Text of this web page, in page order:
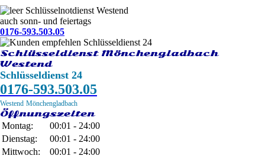
Schlüsselnotdienst Westend
auch sonn- und feiertags
0176-593.503.05
Schlüsseldienst Mönchengladbach
Westend
Schlüsseldienst 24
0176-593.503.05
Westend Mönchengladbach
Öffnungszeiten
Montag:
00:01 - 24:00
Dienstag:
00:01 - 24:00
Mittwoch:
00:01 - 24:00